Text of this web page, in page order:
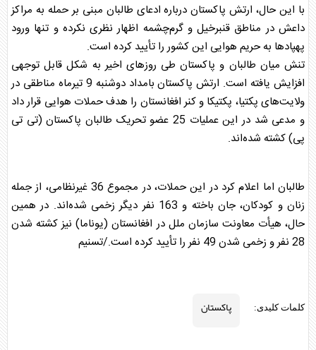
با این حال، ارتش پاکستاندرباره ادعای طالبان مبنی بر حمله به مراکز
داعش در مناطق قنبرخیل و گرم‌چشمه اظهار نظری نکرده و تنها ورود
پهپادها به حریم هوایی این کشور را تأیید کرده است.
تنش میان طالبان و پاکستانطی روزهای اخیر به شکل قابل توجهی
افزایش یافته است. ارتش پاکستان
بامداد دوشنبه 9 تیرماه مناطقی در
ولایت‌های پکتیا، پکتیکا و کنر افغانستان را هدف حملات هوایی قرار داد
و مدعی شد در این عملیات 25 عضو تحریک طالبان
پاکستان(تی تی
پی) کشته شده‌اند.
طالبان اما اعلام کرد در این حملات، در مجموع 36 غیرنظامی، از جمله
زنان و کودکان، جان باخته و 163 نفر دیگر زخمی شده‌اند. در همین
حال، هیأت معاونت سازمان ملل در افغانستان (یوناما) نیز کشته شدن
28 نفر و زخمی شدن 49 نفر را تأیید کرده است./تسنیم
کلمات کلیدی: پاکستان